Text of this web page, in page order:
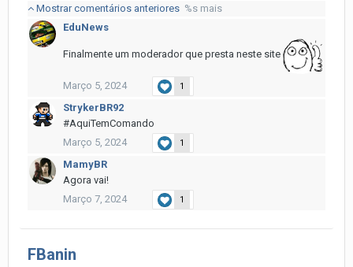
Mostrar comentários anteriores %s mais
EduNews
Finalmente um moderador que presta neste site
Março 5, 2024 1
StrykerBR92
#AquiTemComando
Março 5, 2024
1
MamyBR
Agora vai!
Março 7, 2024
1
FBanin